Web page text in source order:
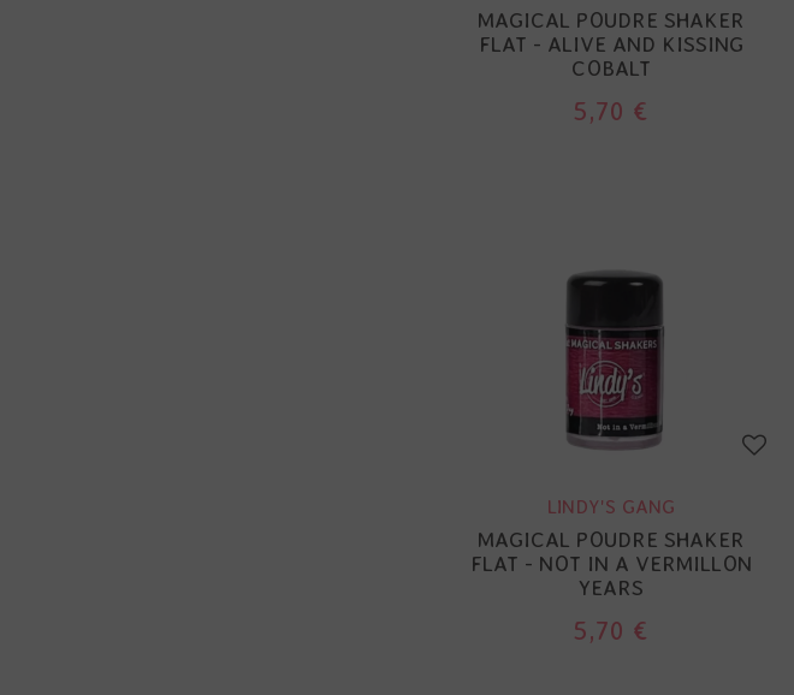
MAGICAL POUDRE SHAKER
FLAT - ALIVE AND KISSING
COBALT
5,70 €
LINDY'S GANG
MAGICAL POUDRE SHAKER
FLAT - NOT IN A VERMILLON
YEARS
5,70 €